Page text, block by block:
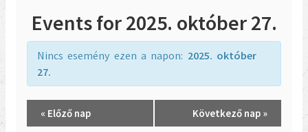
Events for 2025. október 27.
Nincs esemény ezen a napon: 2025. október
27.
Navigation
« Előző nap Következő nap »